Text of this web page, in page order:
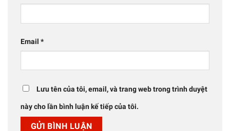
Email *
Lưu tên của tôi, email, và trang web trong trình duyệt
này cho lần bình luận kế tiếp của tôi.